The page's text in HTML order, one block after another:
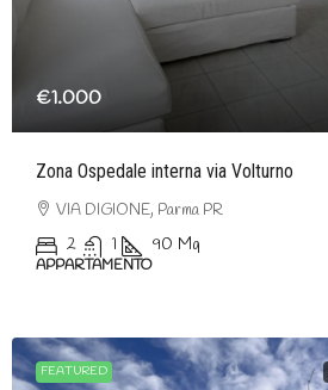
€1.000
Zona Ospedale interna via Volturno
VIA DIGIONE, Parma PR
2 1 90 Mq
APPARTAMENTO
FEATURED